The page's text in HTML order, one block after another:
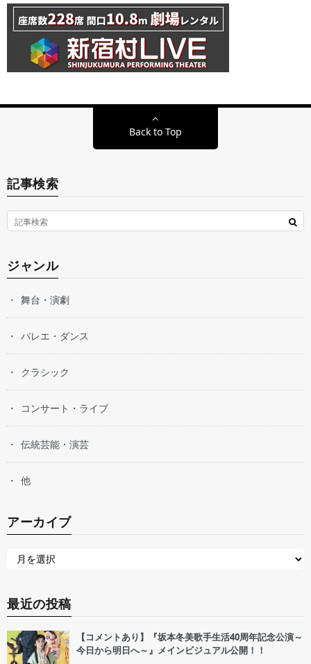
Back to Top
記事検索
ジャンル
舞台・演劇
バレエ・ダンス
クラシック
コンサート・ライブ
伝統芸能・演芸
他
アーカイブ
最近の投稿
【コメントあり】『坂本冬美歌手生活40周年記念公演～
今日から明日へ～』メインビジュアル公開！！